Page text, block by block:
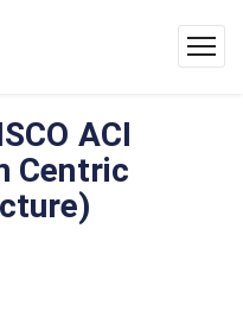
ACI
Centric